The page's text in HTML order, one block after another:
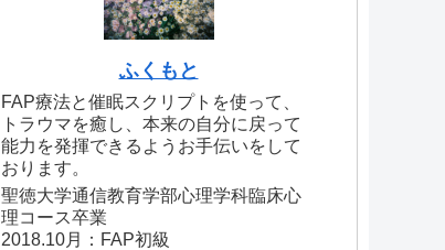
ふくもと
FAP療法と催眠スクリプトを使って、
トラウマを癒し、本来の自分に戻って
能力を発揮できるようお手伝いをして
おります。
聖徳大学通信教育学部心理学科臨床心
理コース卒業
2018.10月：FAP初級